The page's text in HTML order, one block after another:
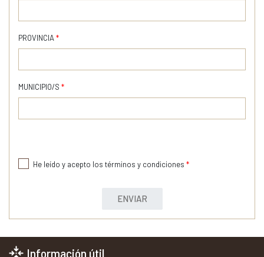
PROVINCIA *
MUNICIPIO/S *
He leído y acepto los términos y condiciones *
ENVIAR
Información útil